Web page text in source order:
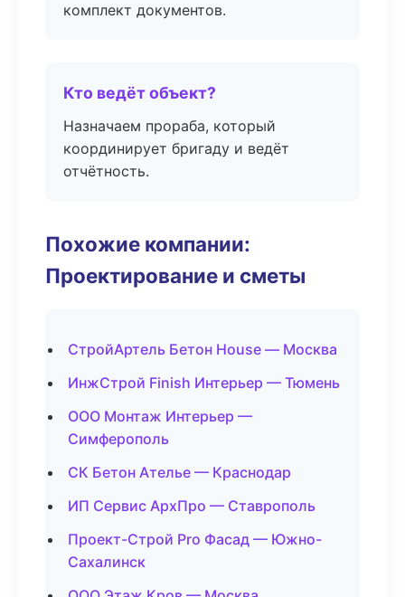
комплект документов.
Кто ведёт объект?
Назначаем прораба, который
координирует бригаду и ведёт
отчётность.
Похожие компании:
Проектирование и сметы
СтройАртель Бетон House — Москва
ИнжСтрой Finish Интерьер — Тюмень
ООО Монтаж Интерьер —
Симферополь
СК Бетон Ателье — Краснодар
ИП Сервис АрхПро — Ставрополь
Проект-Строй Pro Фасад — Южно-
Сахалинск